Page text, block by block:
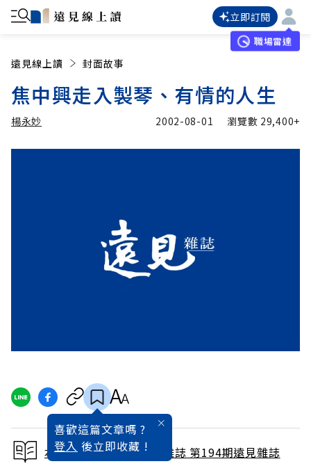
立即訂閱
職場雷達
遠見線上讀 封面故事
焦中興走入製琴、有情的人生
楊永妙 2002-08-01 瀏覽數 29,400+
喜歡這篇文章嗎 ?
登入 後立即收藏 !
本文出自 2002 / 8月號雜誌 第194期遠見雜誌